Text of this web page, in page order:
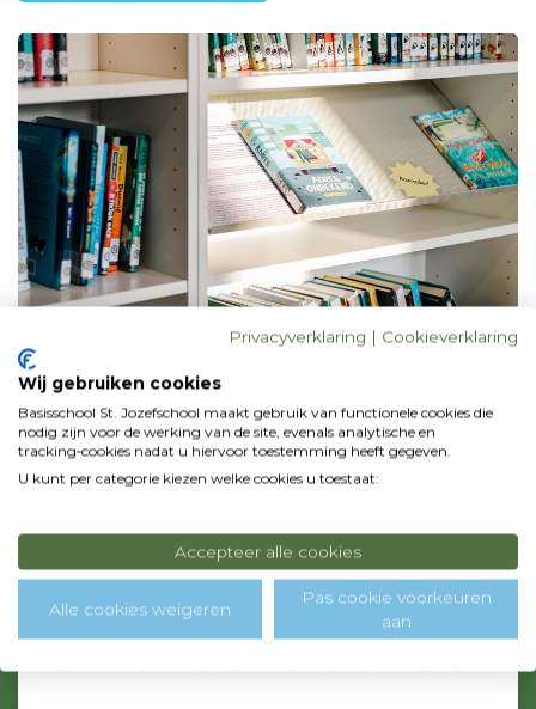
Contactgegevens
Privacyverklaring | Cookieverklaring
Wij gebruiken cookies
Basisschool St. Jozefschool maakt gebruik van functionele cookies die
nodig zijn voor de werking van de site, evenals analytische en
tracking‑cookies nadat u hiervoor toestemming heeft gegeven.
U kunt per categorie kiezen welke cookies u toestaat:
Accepteer alle cookies
Alle cookies weigeren
Pas cookie voorkeuren
aan